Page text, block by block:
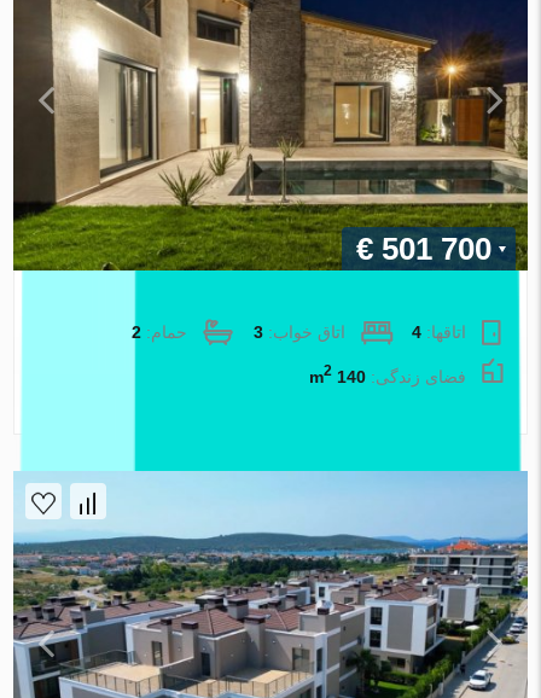
€ 501 700
اتاقها:4 اتاق خواب:3 حمام:2
فضای زندگی:140 m
2